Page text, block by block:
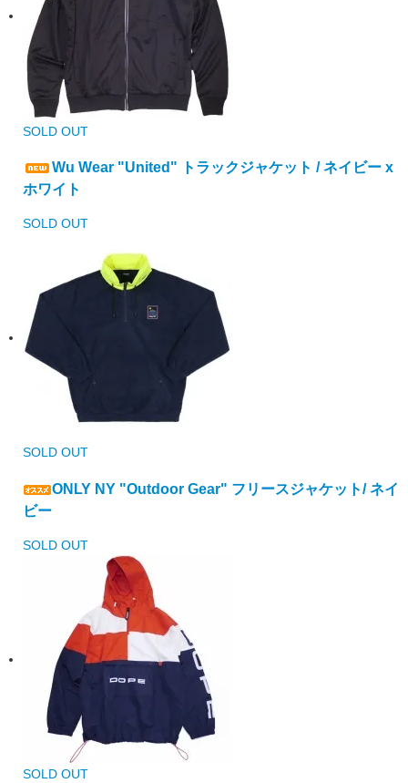
SOLD OUT
Wu Wear "United" トラックジャケット / ネイビー x
ホワイト
SOLD OUT
SOLD OUT
ONLY NY "Outdoor Gear" フリースジャケット/ ネイ
ビー
SOLD OUT
SOLD OUT